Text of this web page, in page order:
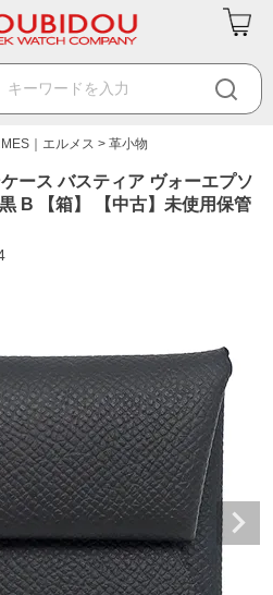
｜エルメス 革小物
ース バスティア ヴォーエプソ
B 【箱】 【中古】未使用保管